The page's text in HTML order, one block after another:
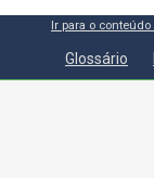
Ir para o conteúdo
Glossário